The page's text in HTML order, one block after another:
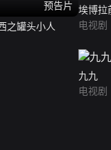
预告片
之罐头小人
埃博拉
电视剧
九九
电视剧